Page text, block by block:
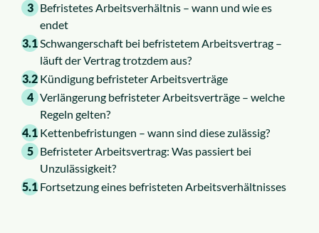
3 Befristetes Arbeitsverhältnis – wann und wie es
endet
3.1Schwangerschaft bei befristetem Arbeitsvertrag –
läuft der Vertrag trotzdem aus?
3.2 Kündigung befristeter Arbeitsverträge
4 Verlängerung befristeter Arbeitsverträge – welche
Regeln gelten?
4.1 Kettenbefristungen – wann sind diese zulässig?
5 Befristeter Arbeitsvertrag: Was passiert bei
Unzulässigkeit?
5.1 Fortsetzung eines befristeten Arbeitsverhältnisses